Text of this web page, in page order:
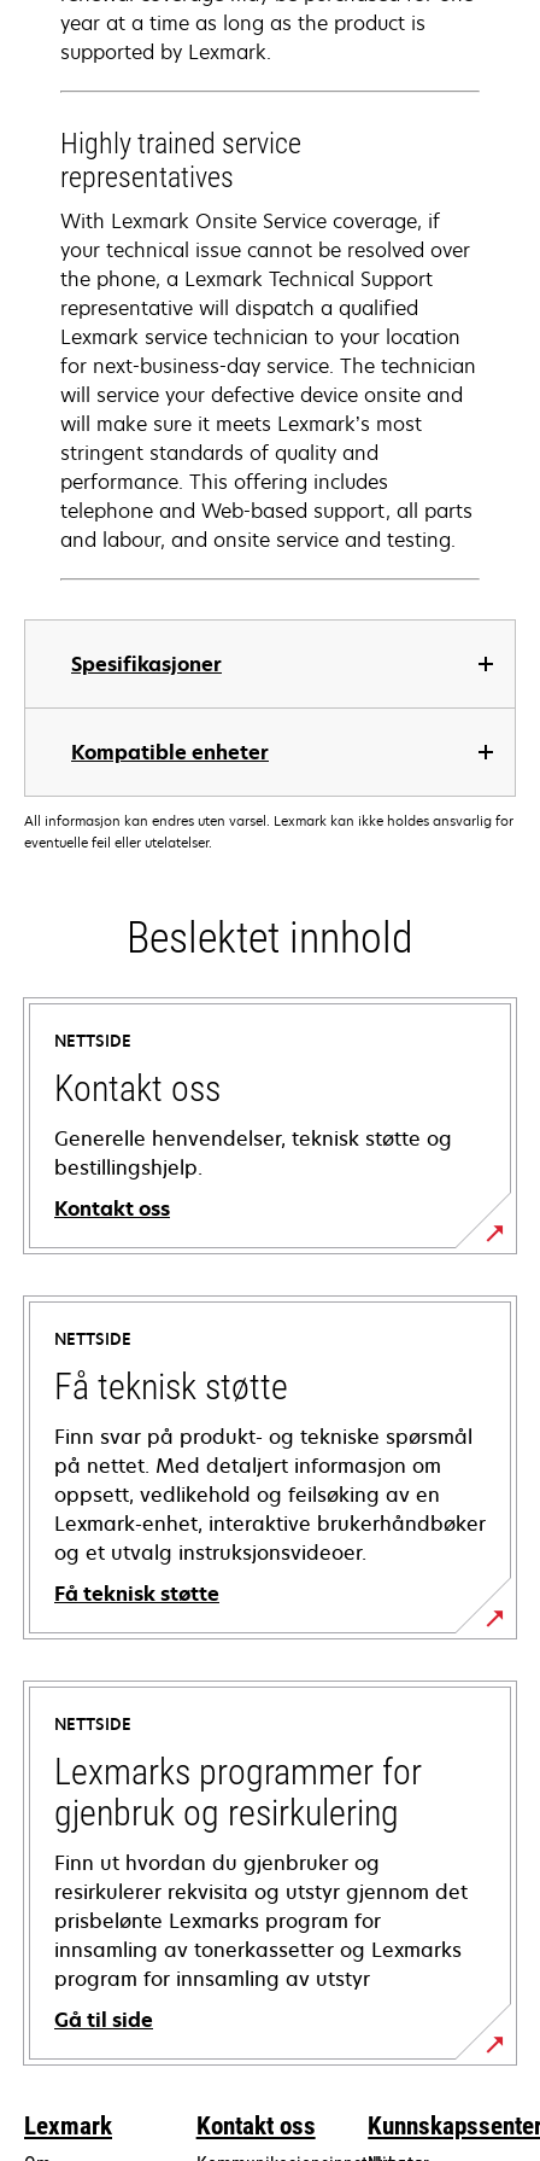
Spesifikasjoner
Kompatible enheter
year at a time as long as the product is
supported by Lexmark.
Highly trained service
representatives
With Lexmark Onsite Service coverage, if
your technical issue cannot be resolved over
the phone, a Lexmark Technical Support
representative will dispatch a qualified
Lexmark service technician to your location
for next-business-day service. The technician
will service your defective device onsite and
will make sure it meets Lexmark’s most
stringent standards of quality and
performance. This offering includes
telephone and Web-based support, all parts
and labour, and onsite service and testing.
All informasjon kan endres uten varsel. Lexmark kan ikke holdes ansvarlig for
eventuelle feil eller utelatelser.
Beslektet innhold
NETTSIDE
Kontakt oss
Generelle henvendelser, teknisk støtte og
bestillingshjelp.
Kontakt oss
NETTSIDE
Få teknisk støtte
Finn svar på produkt- og tekniske spørsmål
på nettet. Med detaljert informasjon om
oppsett, vedlikehold og feilsøking av en
Lexmark-enhet, interaktive brukerhåndbøker
og et utvalg instruksjonsvideoer.
Få teknisk støtte
opens
in
new
tab
NETTSIDE
Lexmarks programmer for
gjenbruk og resirkulering
Finn ut hvordan du gjenbruker og
resirkulerer rekvisita og utstyr gjennom det
prisbelønte Lexmarks program for
innsamling av tonerkassetter og Lexmarks
program for innsamling av utstyr
Gå til side
Lexmark Kontakt oss